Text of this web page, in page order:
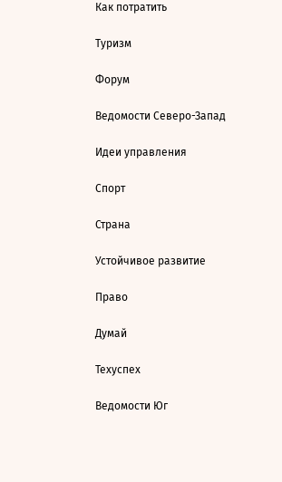
Как потратить
Туризм
Форум
Ведомости Северо-Запад
Идеи управления
Спорт
Страна
Устойчивое развитие
Право
Думай
Техуспех
Ведомости Юг